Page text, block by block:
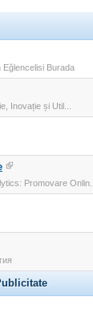
Eğlencelisi Burada
Inovație și Util...
Promovare Onlin...